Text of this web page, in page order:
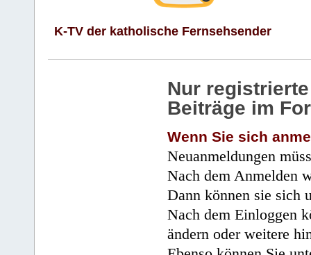
K-TV der katholische Fernsehsender
Nur
Beiträge im
Wenn Sie sich
Neuanmeldungen
Nach dem Anmelden
Dann können sie sich
Nach dem Einloggen
ändern oder weitere